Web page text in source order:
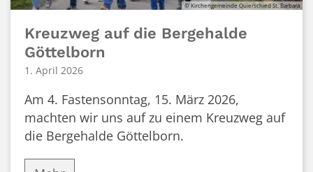
© Kirchengemeinde Quierschied St. Barbara
Kreuzweg auf die Bergehalde
Göttelborn
1. April 2026
Am 4. Fastensonntag, 15. März 2026,
machten wir uns auf zu einem Kreuzweg auf
die Bergehalde Göttelborn.